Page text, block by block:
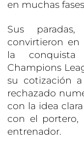
en muchas
Sus
convirtieron
la
Champions
su cotización
rechazado
con la idea
con el portero,
entrenador.